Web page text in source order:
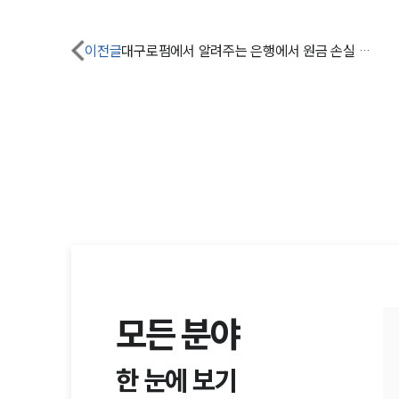
이전글 대구로펌에서 알려주는 은행에서 원금 손실 가능성이 높은 고위험 상품을 권유했다면?
모든 분야
한 눈에 보기